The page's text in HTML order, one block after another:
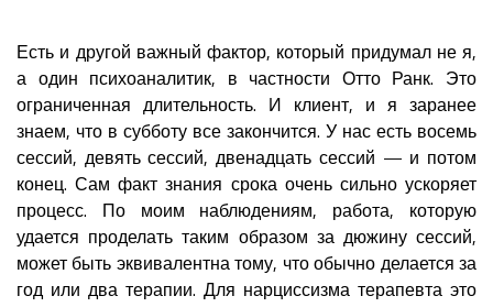
Есть и другой важный фактор, который придумал не я,
а один психоаналитик, в частности Отто Ранк. Это
ограниченная длительность. И клиент, и я заранее
знаем, что в субботу все закончится. У нас есть восемь
сессий, девять сессий, двенадцать сессий — и потом
конец. Сам факт знания срока очень сильно ускоряет
процесс. По моим наблюдениям, работа, которую
удается проделать таким образом за дюжину сессий,
может быть эквивалентна тому, что обычно делается за
год или два терапии. Для нарциссизма терапевта это